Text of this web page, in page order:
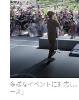
多様なイベントに対応し
ース」